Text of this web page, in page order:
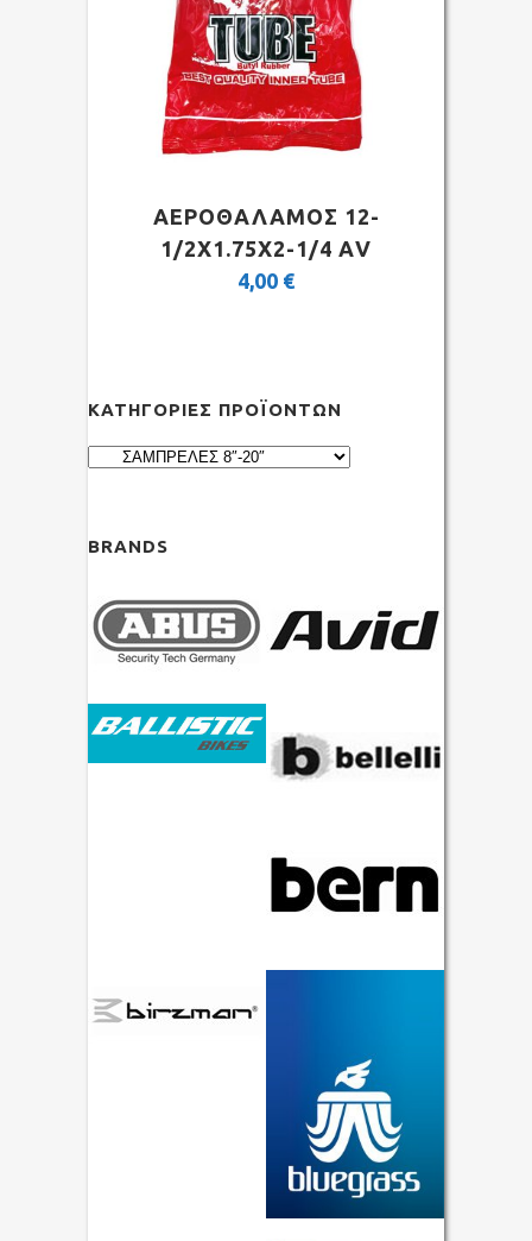
ΑΕΡΟΘΑΛΑΜΟΣ 12-
1/2Χ1.75Χ2-1/4 ΑV
4,00 €
ΚΑΤΗΓΟΡΊΕΣ ΠΡΟΪΌΝΤΩΝ
BRANDS